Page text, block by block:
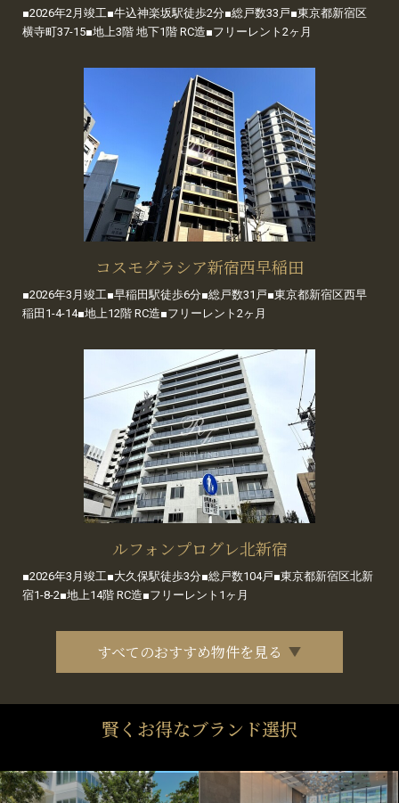
■2026年2月竣工■牛込神楽坂駅徒歩2分■総戸数33戸■東京都新宿区
横寺町37-15■地上3階 地下1階 RC造■フリーレント2ヶ月
コスモグラシア新宿西早稲田
■2026年3月竣工■早稲田駅徒歩6分■総戸数31戸■東京都新宿区西早
稲田1-4-14■地上12階 RC造■フリーレント2ヶ月
ルフォンプログレ北新宿
■2026年3月竣工■大久保駅徒歩3分■総戸数104戸■東京都新宿区北新
宿1-8-2■地上14階 RC造■フリーレント1ヶ月
すべてのおすすめ物件を見る
賢くお得なブランド選択